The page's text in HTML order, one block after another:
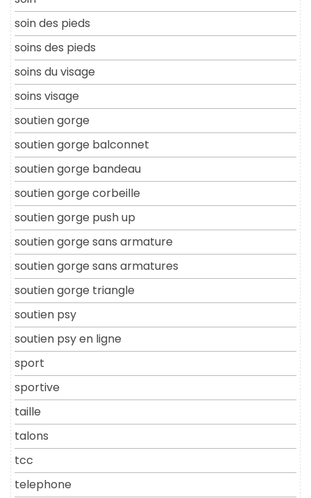
soin des pieds
soins des pieds
soins du visage
soins visage
soutien gorge
soutien gorge balconnet
soutien gorge bandeau
soutien gorge corbeille
soutien gorge push up
soutien gorge sans armature
soutien gorge sans armatures
soutien gorge triangle
soutien psy
soutien psy en ligne
sport
sportive
taille
talons
tcc
telephone